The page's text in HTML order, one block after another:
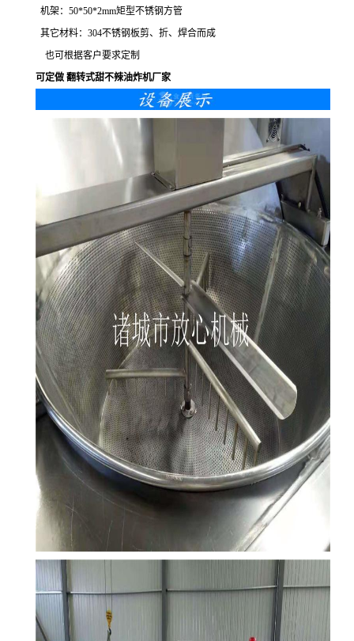
机架：50*50*2mm矩型不锈钢方管
其它材料：304不锈钢板剪、折、焊合而成
也可根据客户要求定制
可定做 翻转式甜不辣油炸机厂家